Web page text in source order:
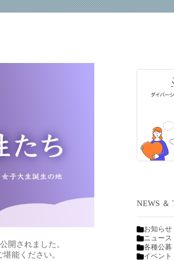
開されました。
能ください。
NEWS ＆
お知らせ
ニュース
各種公募
イベント